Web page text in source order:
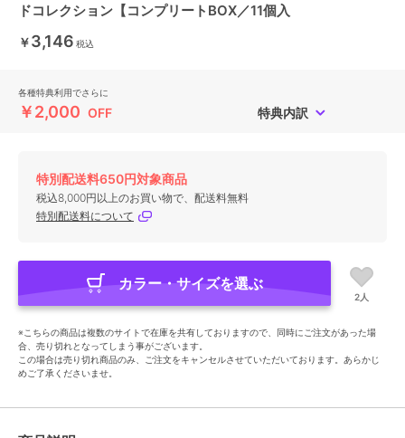
ドコレクション【コンプリートBOX／11個入
￥3,146 税込
各種特典利用でさらに
￥2,000 OFF 特典内訳
特別配送料650円対象商品
税込8,000円以上のお買い物で、配送料無料
特別配送料について
カラー・サイズを選ぶ
2人
※こちらの商品は複数のサイトで在庫を共有しておりますので、同時にご注文があった場
合、売り切れとなってしまう事がございます。
この場合は売り切れ商品のみ、ご注文をキャンセルさせていただいております。あらかじ
めご了承くださいませ。